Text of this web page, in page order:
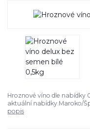
Hroznové víno dle nabídky
aktuální nabídky.Maroko/
popis